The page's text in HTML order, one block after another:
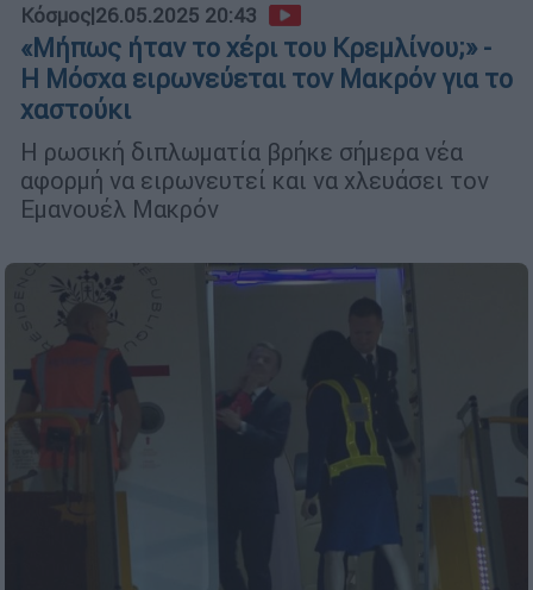
Κόσμος|26.05.2025 20:43
«Μήπως ήταν το χέρι του Κρεμλίνου;» -
Η Μόσχα ειρωνεύεται τον Μακρόν για το
χαστούκι
Η ρωσική διπλωματία βρήκε σήμερα νέα
αφορμή να ειρωνευτεί και να χλευάσει τον
Εμανουέλ Μακρόν